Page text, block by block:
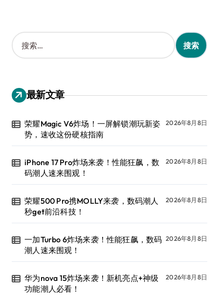
搜
索
：
最新文章
荣耀Magic V6炸场！一屏解锁潮玩新姿
势，速收这份硬核指南
2026年8月8日
iPhone 17 Pro炸场来袭！性能狂飙，数
码潮人速来围观！
2026年8月8日
荣耀500 Pro携MOLLY来袭，数码潮人
秒get前沿科技！
2026年8月8日
一加Turbo 6炸场来袭！性能狂飙，数码
潮人速来围观！
2026年8月8日
华为nova 15炸场来袭！新机亮点+神级
功能潮人必看！
2026年8月8日